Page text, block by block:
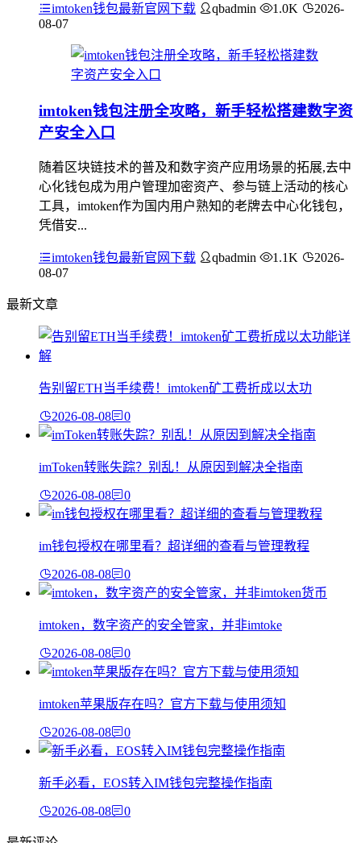
imtoken钱包最新官网下载 qbadmin 1.0K
2026-
08-07
imtoken钱包注册全攻略，新手轻松搭建数字资
产安全入口
随着区块链技术的普及和数字资产应用场景的拓展,去中
心化钱包成为用户管理加密资产、参与链上活动的核心
工具，imtoken作为国内用户熟知的老牌去中心化钱包，
凭借安...
imtoken钱包最新官网下载 qbadmin 1.1K
2026-
08-07
最新文章
告别留ETH当手续费！imtoken矿工费折成以太功
2026-08-08 0
imToken转账失踪？别乱！从原因到解决全指南
2026-08-08 0
im钱包授权在哪里看？超详细的查看与管理教程
2026-08-08 0
imtoken，数字资产的安全管家，并非imtoke
2026-08-08 0
imtoken苹果版存在吗？官方下载与使用须知
2026-08-08 0
新手必看，EOS转入IM钱包完整操作指南
2026-08-08 0